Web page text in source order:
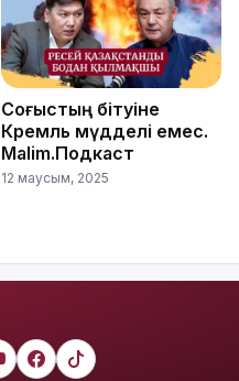
Соғыстың бітуіне
Кремль мүдделі емес.
Malim.Подкаст
12 маусым, 2025